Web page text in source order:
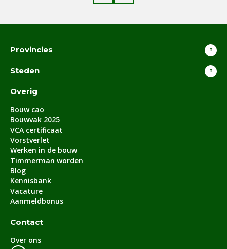
Provincies
Steden
Overig
Bouw cao
Bouwvak 2025
VCA certificaat
Vorstverlet
Werken in de bouw
Timmerman worden
Blog
Kennisbank
Vacature
Aanmeldbonus
Contact
Over ons